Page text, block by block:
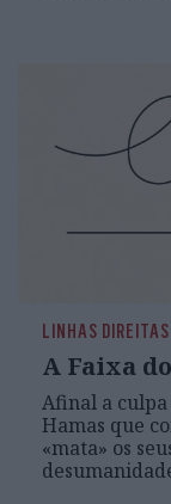
LINHAS DIREITAS
A Faixa
Afinal a culpa
Hamas que
«mata» os